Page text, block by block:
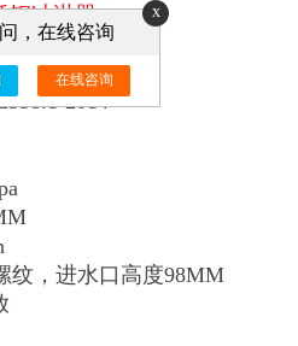
钢冲淋器
2014
纹，进水口高度98MM
x
，在线咨询
在线咨询